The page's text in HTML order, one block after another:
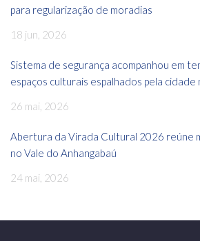
para regularização de moradias
18 jun, 2026
Sistema de segurança acompanhou em
espaços culturais espalhados pela cidade
26 mai, 2026
Abertura da Virada Cultural 2026 reúne
no Vale do Anhangabaú
24 mai, 2026